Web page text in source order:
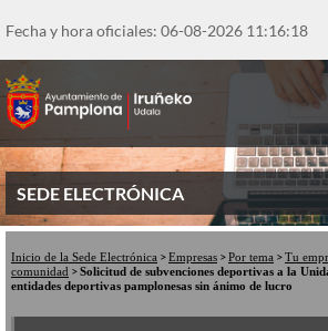
al
principal
Fecha y hora oficiales: 06-08-2026 11:16:18
SEDE ELECTRÓNICA
Inicio de la Sede Electrónica Empresas Por tema
Tu
comunidad
Solicitud de subvenciones deportivas a la
entidades deportivas pamplonesas sin ánimo de lucro